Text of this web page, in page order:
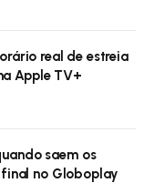
real de estreia
Apple TV+
saem os
no Globoplay